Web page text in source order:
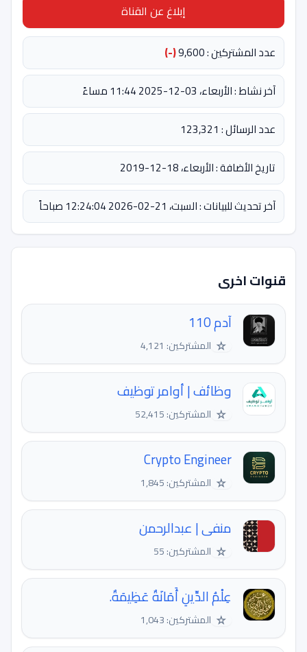
إبلاغ عن القناة
عدد المشتركين : 9,600
(-)
آخر نشاط : الأربعاء، 03-12-2025 11:44 مساءً
عدد الرسائل : 123,321
تاريخ الأضافة : الأربعاء، 18-12-2019
آخر تحديث للبيانات : السبت، 21-02-2026 12:24:04 صباحاً
قنوات اخرى
آدم 110
☆ المشتركين: 4,121
وظائف | أوامر توظيف
☆ المشتركين: 52,415
Crypto Engineer
☆ المشتركين: 1,845
منفى | عبدالرحمن
☆ المشتركين: 55
عِلْمُ الدِّينِ أَمَانَةٌ عَظِيمَةٌ.
☆ المشتركين: 1,043